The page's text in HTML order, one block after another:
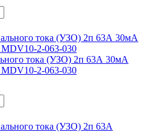
тока (УЗО) 2п 63А 30мА
2-063-030